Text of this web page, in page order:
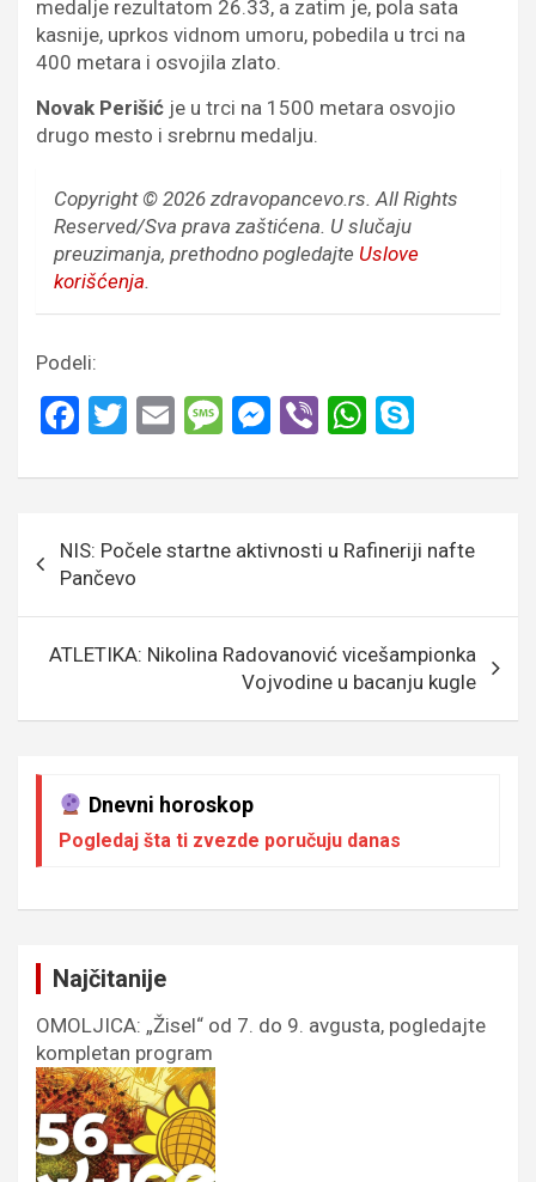
medalje rezultatom 26.33, a zatim je, pola sata
kasnije, uprkos vidnom umoru, pobedila u trci na
400 metara i osvojila zlato.
Novak Perišić je u trci na 1500 metara osvojio
drugo mesto i srebrnu medalju.
Copyright © 2026 zdravopancevo.rs. All Rights
Reserved/Sva prava zaštićena. U slučaju
preuzimanja, prethodno pogledajte Uslove
korišćenja.
Podeli:
F
ce
o
o
k
T
tt
er
E
ail
M
s
g
e
M
se
g
er
Vi
er
W
at
s
A
p
p
p
чланка
NIS: Počele startne aktivnosti u Rafineriji nafte
Pančevo
ATLETIKA: Nikolina Radovanović vicešampionka
Vojvodine u bacanju kugle
Dnevni horoskop
Pogledaj šta ti zvezde poručuju danas
Najčitanije
OMOLJICA: „Žisel“ od 7. do 9. avgusta, pogledajte
kompletan program